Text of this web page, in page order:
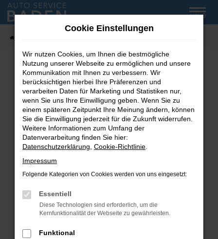
Zum
Hauptinhalt
MENÜ
Fehler: Network Error
Beim Laden ist ein Fehler aufgetreten.
Hier sind ein paar Tipps, die dir helfen können:
Überprüfe deine Firewall und deine
Internetverbindung.
Laden andere Webseiten, zum Beispiel deine
Suchmaschine?
Prüfe deine Browsererweiterungen.
können das Laden bestimmter Seiten
verhindern. Funktioniert die Seite in einem
Fenster?
Cookie Einstellungen
Wir nutzen Cookies, um Ihnen die bestmögliche
Nutzung unserer Webseite zu ermöglichen und unsere
Kommunikation mit Ihnen zu verbessern. Wir
berücksichtigen hierbei Ihre Präferenzen und
verarbeiten Daten für Marketing und Statistiken nur,
wenn Sie uns Ihre Einwilligung geben. Wenn Sie zu
einem späteren Zeitpunkt Ihre Meinung ändern, können
Sie die Einwilligung jederzeit für die Zukunft widerrufen.
Weitere Informationen zum Umfang der
Datenverarbeitung finden Sie hier:
Datenschutzerklärung Cookie-Richtlinie
Impressum
Folgende Kategorien von Cookies werden von uns eingesetzt:
Essentiell
Diese Technologien sind erforderlich, um die
Kernfunktionalität der Webseite zu gewährleisten.
Funktional